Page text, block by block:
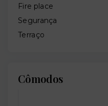
Fire place
Segurança
Terraço
Cômodos